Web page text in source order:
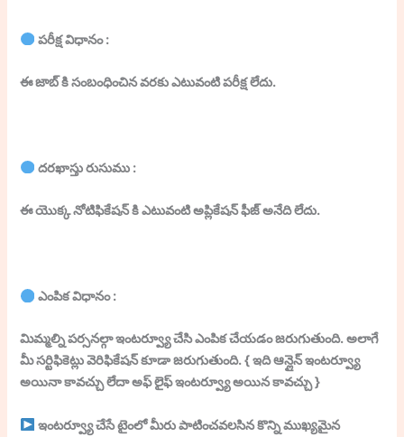
పరీక్ష విధానం :
ఈ జాబ్ కి సంబంధించిన వరకు ఎటువంటి పరీక్ష లేదు.
దరఖాస్తు రుసుము :
ఈ యొక్క నోటిఫికేషన్ కి ఎటువంటి అప్లికేషన్ ఫీజ్ అనేది లేదు.
ఎంపిక విధానం :
మిమ్మల్ని పర్సనల్గా ఇంటర్వ్యూ చేసి ఎంపిక చేయడం జరుగుతుంది. అలాగే
మీ సర్టిఫికెట్లు వెరిఫికేషన్ కూడా జరుగుతుంది. { ఇది ఆన్లైన్ ఇంటర్వ్యూ
అయినా కావచ్చు లేదా అఫ్ లైఫ్ ఇంటర్వ్యూ అయిన కావచ్చు }
ఇంటర్వ్యూ చేసే టైంలో మీరు పాటించవలసిన కొన్ని ముఖ్యమైన